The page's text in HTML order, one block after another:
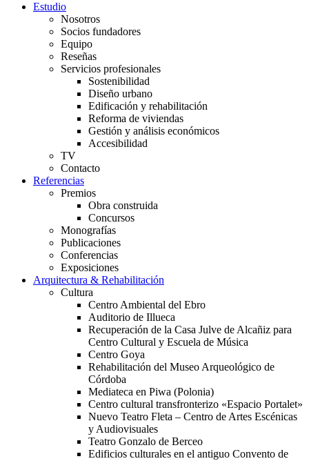
Estudio
Nosotros
Socios fundadores
Equipo
Reseñas
Servicios profesionales
Sostenibilidad
Diseño urbano
Edificación y rehabilitación
Reforma de viviendas
Gestión y análisis económicos
Accesibilidad
TV
Contacto
Referencias
Premios
Obra construida
Concursos
Monografías
Publicaciones
Conferencias
Exposiciones
Arquitectura & Rehabilitación
Cultura
Centro Ambiental del Ebro
Auditorio de Illueca
Recuperación de la Casa Julve de Alcañiz para
Centro Cultural y Escuela de Música
Centro Goya
Rehabilitación del Museo Arqueológico de
Córdoba
Mediateca en Piwa (Polonia)
Centro cultural transfronterizo «Espacio Portalet»
Nuevo Teatro Fleta – Centro de Artes Escénicas
y Audiovisuales
Teatro Gonzalo de Berceo
Edificios culturales en el antiguo Convento de